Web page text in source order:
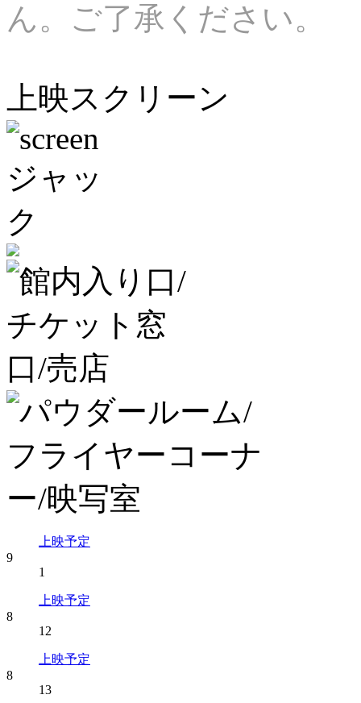
ん。ご了承ください。
上映スクリーン
上映予定
9
1
上映予定
8
12
上映予定
8
13